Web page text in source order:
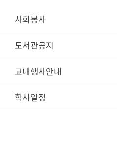
사회봉사
도서관공지
교내행사안내
학사일정